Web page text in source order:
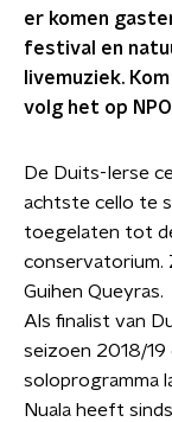
er komen
festival en
livemuziek.
volg het op
De Duits-Ierse
achtste cello te
toegelaten tot
conservatorium.
Guihen Queyras.
Als finalist van
seizoen 2018/
soloprogramma
Nuala heeft